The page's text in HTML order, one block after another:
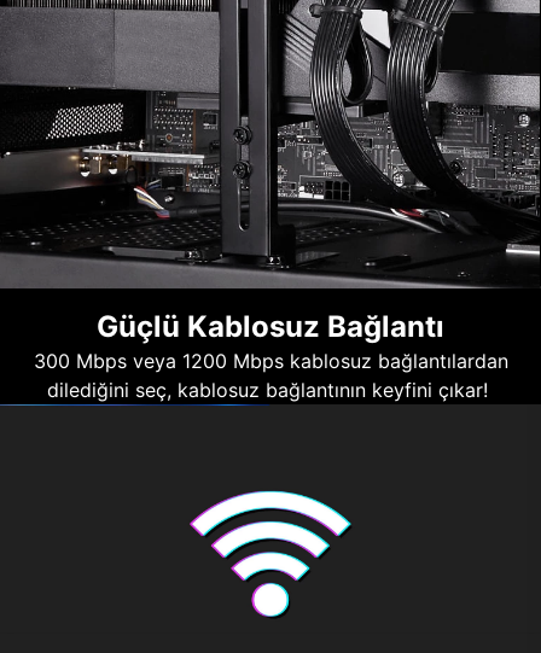
Güçlü Kablosuz Bağlantı
300 Mbps veya 1200 Mbps kablosuz bağlantılardan
dilediğini seç, kablosuz bağlantının keyfini çıkar!